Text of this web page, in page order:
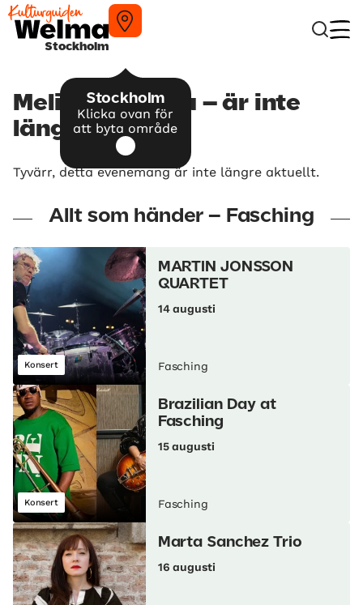
Stockholm
Stockholm
Klicka ovan för
att byta område
Melissa Aldana – är inte
längre aktuellt
Tyvärr, detta evenemang är inte längre aktuellt.
Allt som händer – Fasching
Konsert
MARTIN JONSSON
QUARTET
14 augusti
Fasching
Konsert
Brazilian Day at
Fasching
15 augusti
Fasching
Marta Sanchez Trio
16 augusti